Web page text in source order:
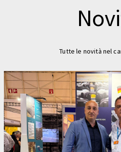
Tutte le novità nel